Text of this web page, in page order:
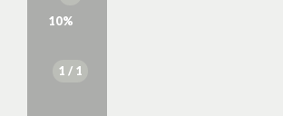
10%
1 / 1